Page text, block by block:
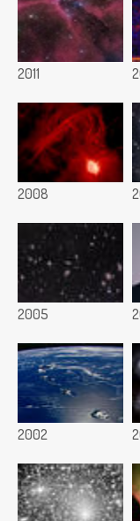
2011
2008
2005
2002